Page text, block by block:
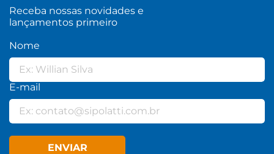
Receba nossas novidades e
lançamentos primeiro
Nome
E-mail
ENVIAR